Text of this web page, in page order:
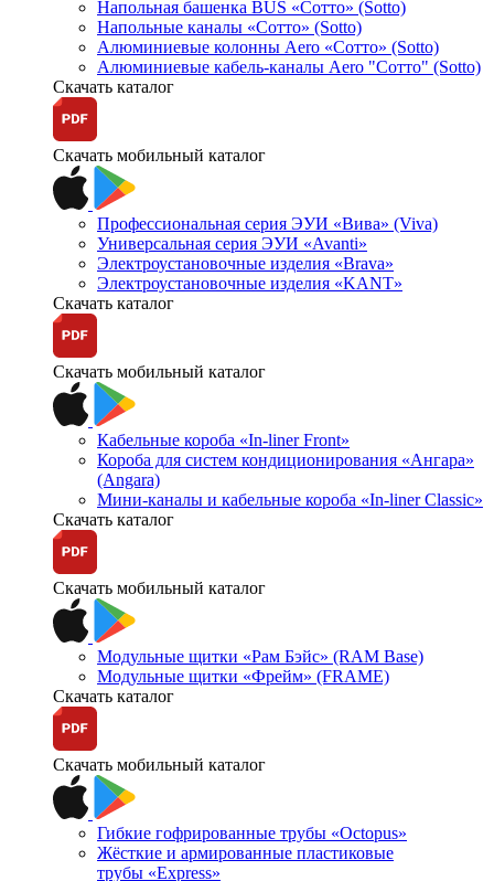
Напольная башенка BUS «Сотто» (Sotto)
Напольные каналы «Сотто» (Sotto)
Алюминиевые колонны Aero «Сотто» (Sotto)
Алюминиевые кабель-каналы Aero "Сотто" (Sotto)
Скачать каталог
Скачать мобильный каталог
Профессиональная серия ЭУИ «Вива» (Viva)
Универсальная серия ЭУИ «Avanti»
Электроустановочные изделия «Brava»
Электроустановочные изделия «KANT»
Скачать каталог
Скачать мобильный каталог
Кабельные короба «In-liner Front»
Короба для систем кондиционирования «Ангара»
(Angara)
Мини-каналы и кабельные короба «In-liner Classic»
Скачать каталог
Скачать мобильный каталог
Модульные щитки «Рам Бэйс» (RAM Base)
Модульные щитки «Фрейм» (FRAME)
Скачать каталог
Скачать мобильный каталог
Гибкие гофрированные трубы «Octopus»
Жёсткие и армированные пластиковые
трубы «Express»